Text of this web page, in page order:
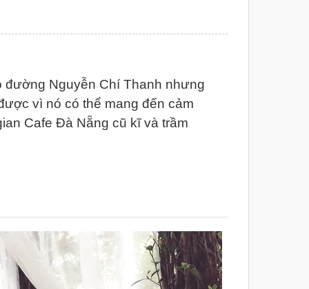
đường Nguyễn Chí Thanh nhưng
vì nó có thể mang đến cảm
Cafe Đà Nẵng cũ kĩ và trầm